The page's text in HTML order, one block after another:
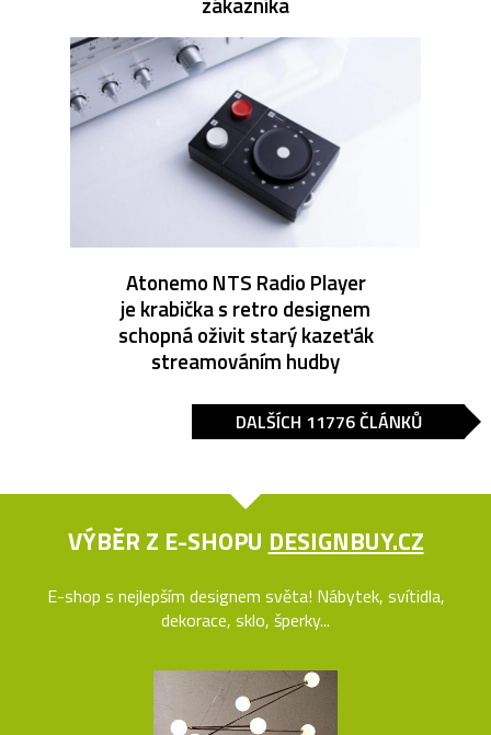
Atonemo NTS Radio Player
je krabička s retro designem
schopná oživit starý kazeťák
streamováním hudby
DALŠÍCH 11776 ČLÁNKŮ
VÝBĚR Z E-SHOPU DESIGNBUY.CZ
E-shop s nejlepším designem světa! Nábytek, svítidla,
dekorace, sklo, šperky...